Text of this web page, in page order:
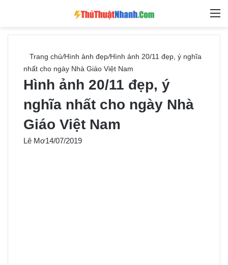
Tìm
Trang chủ/Hình ảnh đẹp/Hình ảnh 20/11 đẹp, ý nghĩa
nhất cho ngày Nhà Giáo Việt Nam
Hình ảnh 20/11 đẹp, ý
nghĩa nhất cho ngày Nhà
Giáo Việt Nam
Lê Mơ14/07/2019